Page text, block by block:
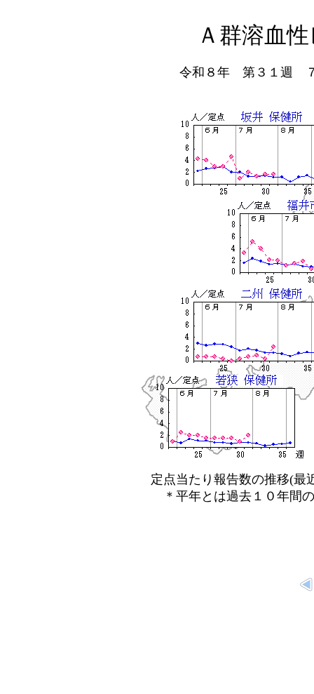
Ａ群溶血
令和８年 第３１週 ７
定点当たり報告数の推移(最
＊平年とは過去１０年間の